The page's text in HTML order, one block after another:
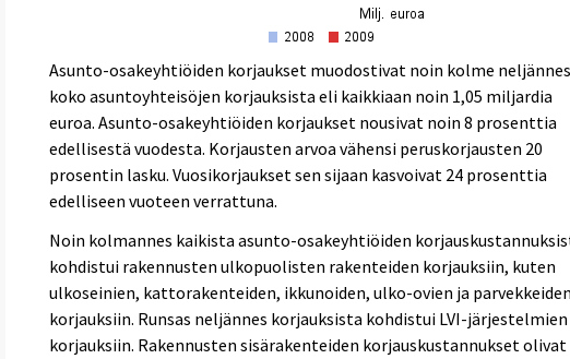
Asunto-osakeyhtiöiden korjaukset muodostivat noin kolme
koko asuntoyhteisöjen korjauksista eli kaikkiaan noin 1,05 miljardia
euroa. Asunto-osakeyhtiöiden korjaukset nousivat noin 8 prosenttia
edellisestä vuodesta. Korjausten arvoa vähensi peruskorjausten 20
prosentin lasku. Vuosikorjaukset sen sijaan kasvoivat 24 prosenttia
edelliseen vuoteen verrattuna.
Noin kolmannes kaikista asunto-osakeyhtiöiden
kohdistui rakennusten ulkopuolisten rakenteiden korjauksiin, kuten
ulkoseinien, kattorakenteiden, ikkunoiden, ulko-ovien ja parvekkeiden
korjauksiin. Runsas neljännes korjauksista kohdistui LVI-järjestelmien
korjauksiin. Rakennusten sisärakenteiden korjauskustannukset olivat